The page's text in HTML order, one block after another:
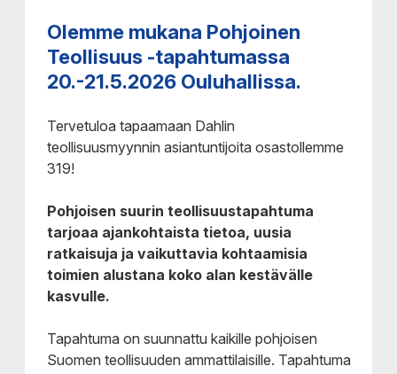
Olemme mukana Pohjoinen
Teollisuus -tapahtumassa
20.-21.5.2026 Ouluhallissa.
Tervetuloa tapaamaan Dahlin
teollisuusmyynnin asiantuntijoita osastollemme
319!
Pohjoisen suurin teollisuustapahtuma
tarjoaa ajankohtaista tietoa, uusia
ratkaisuja ja vaikuttavia kohtaamisia
toimien alustana koko alan kestävälle
kasvulle.
Tapahtuma on suunnattu kaikille pohjoisen
Suomen teollisuuden ammattilaisille. Tapahtuma